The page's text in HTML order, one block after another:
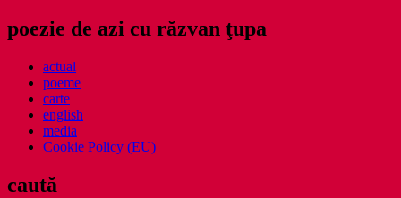
poezie de azi cu răzvan ţupa
actual
poeme
carte
english
media
Cookie Policy (EU)
caută